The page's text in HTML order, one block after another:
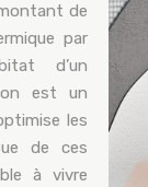
de
par
d’un
est un
les
de ces
à vivre